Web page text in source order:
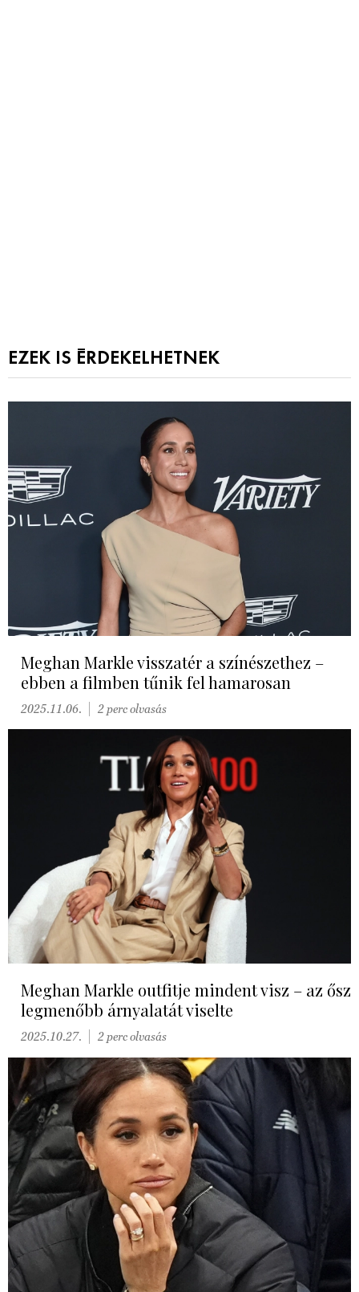
EZEK IS ÉRDEKELHETNEK
Meghan Markle visszatér a színészethez –
ebben a filmben tűnik fel hamarosan
2025.11.06. 2 perc olvasás
Meghan Markle outfitje mindent visz – az ősz
legmenőbb árnyalatát viselte
2025.10.27. 2 perc olvasás